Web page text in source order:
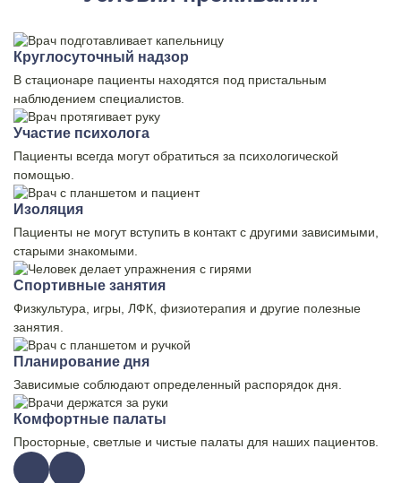
Круглосуточный надзор
В стационаре пациенты находятся под пристальным
наблюдением специалистов.
Участие психолога
Пациенты всегда могут обратиться за психологической
помощью.
Изоляция
Пациенты не могут вступить в контакт с другими зависимыми,
старыми знакомыми.
Спортивные занятия
Физкультура, игры, ЛФК, физиотерапия и другие полезные
занятия.
Планирование дня
Зависимые соблюдают определенный распорядок дня.
Комфортные палаты
Просторные, светлые и чистые палаты для наших пациентов.